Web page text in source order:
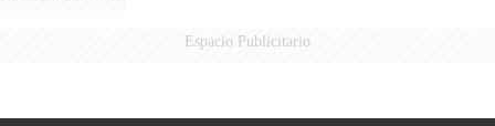
Espacio Publicitario